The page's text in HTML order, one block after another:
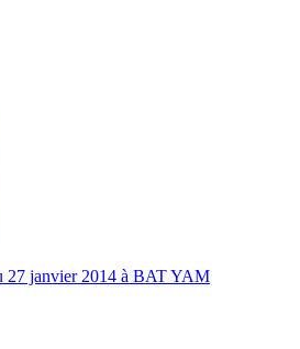
janvier 2014 à BAT YAM